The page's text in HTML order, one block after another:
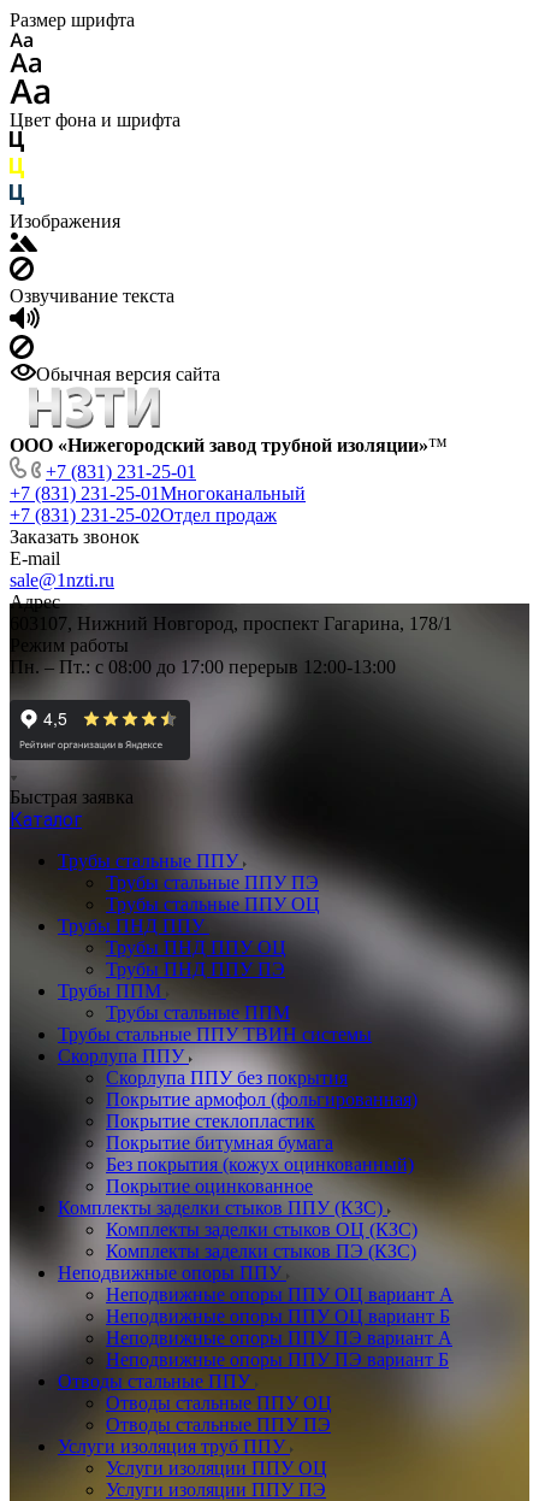
Размер шрифта
Цвет фона и шрифта
Изображения
Озвучивание текста
Обычная версия сайта
ООО «Нижегородский завод трубной изоляции»™
+7 (831) 231-25-01
+7 (831) 231-25-01Многоканальный
+7 (831) 231-25-02Отдел продаж
Заказать звонок
E-mail
sale@1nzti.ru
Адрес
603107, Нижний Новгород, проспект Гагарина, 178/1
Режим работы
Пн. – Пт.: с 08:00 до 17:00 перерыв 12:00-13:00
Быстрая заявка
Каталог
Трубы стальные ППУ
Трубы стальные ППУ ПЭ
Трубы стальные ППУ ОЦ
Трубы ПНД ППУ
Трубы ПНД ППУ ОЦ
Трубы ПНД ППУ ПЭ
Трубы ППМ
Трубы стальные ППМ
Трубы стальные ППУ ТВИН системы
Скорлупа ППУ
Скорлупа ППУ без покрытия
Покрытие армофол (фольгированная)
Покрытие стеклопластик
Покрытие битумная бумага
Без покрытия (кожух оцинкованный)
Покрытие оцинкованное
Комплекты заделки стыков ППУ (КЗС)
Комплекты заделки стыков ОЦ (КЗС)
Комплекты заделки стыков ПЭ (КЗС)
Неподвижные опоры ППУ
Неподвижные опоры ППУ ОЦ вариант А
Неподвижные опоры ППУ ОЦ вариант Б
Неподвижные опоры ППУ ПЭ вариант А
Неподвижные опоры ППУ ПЭ вариант Б
Отводы стальные ППУ
Отводы стальные ППУ ОЦ
Отводы стальные ППУ ПЭ
Услуги изоляция труб ППУ
Услуги изоляции ППУ ОЦ
Услуги изоляции ППУ ПЭ